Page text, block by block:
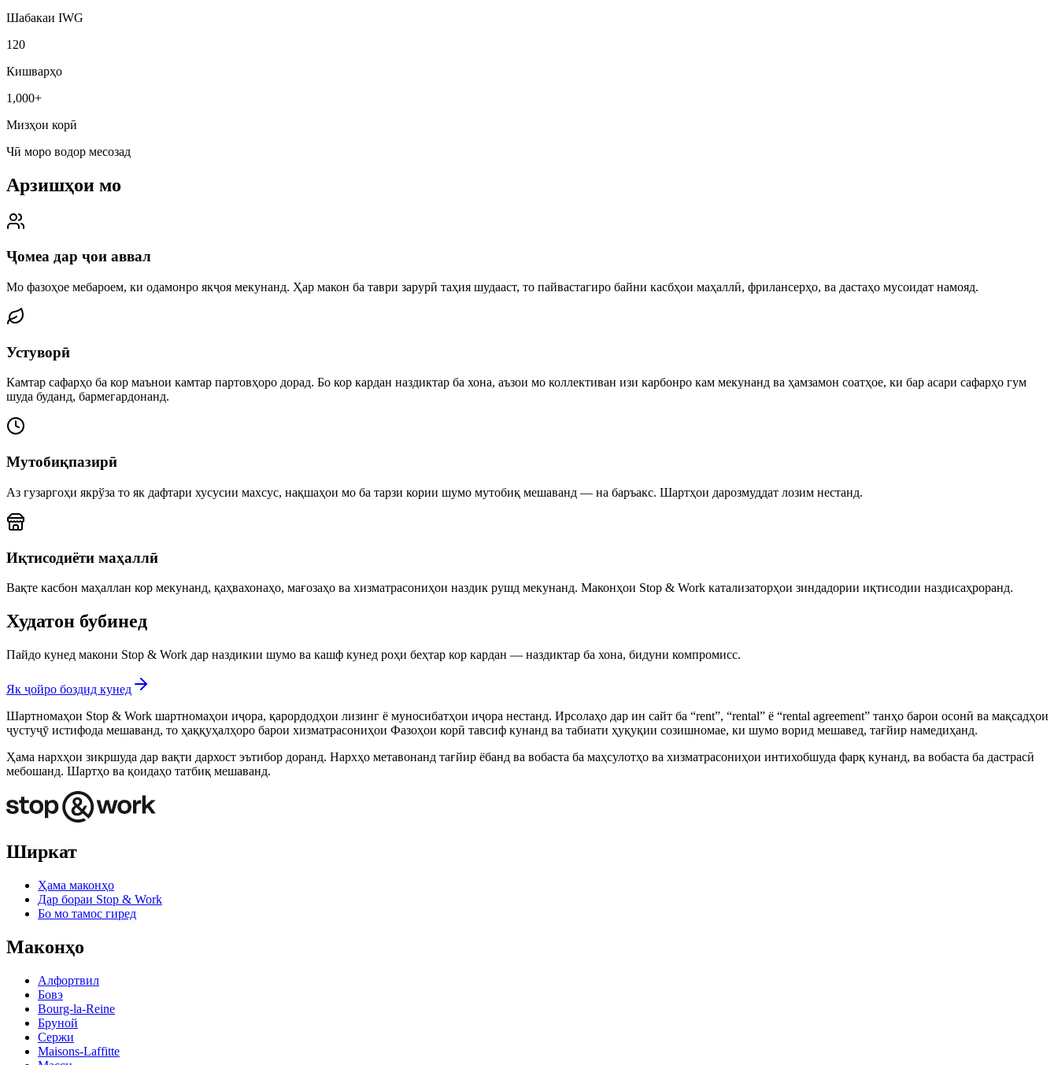
Шабакаи IWG
120
Кишварҳо
1,000+
Мизҳои корӣ
Чӣ моро водор месозад
Арзишҳои мо
Ҷомеа дар ҷои аввал
Мо фазоҳое мебароем, ки одамонро якҷоя мекунанд. Ҳар макон ба таври зарурӣ таҳия шудааст, то пайвастагиро байни касбҳои маҳаллӣ, фрилансерҳо, ва дастаҳо мусоидат намояд.
Устуворӣ
Камтар сафарҳо ба кор маънои камтар партовҳоро дорад. Бо кор кардан наздиктар ба хона, аъзои мо коллективан изи карбонро кам мекунанд ва ҳамзамон соатҳое, ки бар асари сафарҳо гум
шуда буданд, бармегардонанд.
Мутобиқпазирӣ
Аз гузаргоҳи якрўза то як дафтари хусусии махсус, нақшаҳои мо ба тарзи кории шумо мутобиқ мешаванд — на баръакс. Шартҳои дарозмуддат лозим нестанд.
Иқтисодиёти маҳаллӣ
Вақте касбон маҳаллан кор мекунанд, қаҳвахонаҳо, мағозаҳо ва хизматрасониҳои наздик рушд мекунанд. Маконҳои Stop & Work катализаторҳои зиндадории иқтисодии наздисаҳроранд.
Худатон бубинед
Пайдо кунед макони Stop & Work дар наздикии шумо ва кашф кунед роҳи беҳтар кор кардан — наздиктар ба хона, бидуни компромисс.
Як ҷойро боздид кунед
Шартномаҳои Stop & Work шартномаҳои иҷора, қарордодҳои лизинг ё муносибатҳои иҷора нестанд. Ирсолаҳо дар ин сайт ба “rent”, “rental” ё “rental agreement” танҳо барои осонӣ ва мақсадҳои
ҷустуҷӯ истифода мешаванд, то ҳаққуҳалҳоро барои хизматрасониҳои Фазоҳои корӣ тавсиф кунанд ва табиати ҳуқуқии созишномае, ки шумо ворид мешавед, тағйир намедиҳанд.
Ҳама нархҳои зикршуда дар вақти дархост эътибор доранд. Нархҳо метавонанд тағйир ёбанд ва вобаста ба маҳсулотҳо ва хизматрасониҳои интихобшуда фарқ кунанд, ва вобаста ба дастрасӣ
мебошанд. Шартҳо ва қоидаҳо татбиқ мешаванд.
Ширкат
Ҳама маконҳо
Дар бораи Stop & Work
Бо мо тамос гиред
Маконҳо
Алфортвил
Бовэ
Bourg-la-Reine
Бруной
Сержи
Maisons-Laffitte